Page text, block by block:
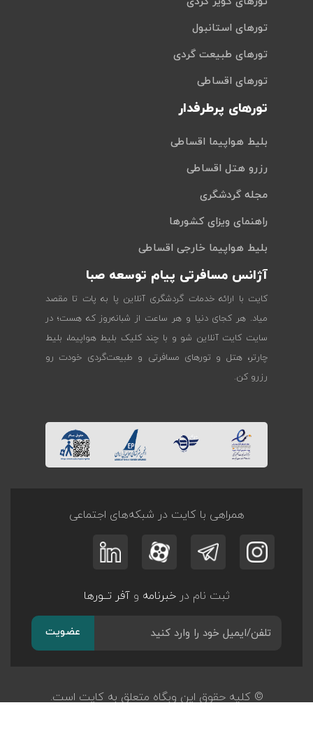
تورهای استانبول
تورهای طبیعت گردی
تورهای اقساطی
تورهای پرطرفدار
بلیط هواپیما اقساطی
رزرو هتل اقساطی
مجله گردشگری
راهنمای ویزای کشورها
بلیط هواپیما خارجی اقساطی
آژانس مسافرتی پیام توسعه صبا
کایت با ارائه خدمات گردشگری آنلاین پا به پات تا مقصد
میاد. هر کجای دنیا و هر ساعت از شبانه‌روز که هست؛ در
سایت کایت آنلاین شو و با چند کلیک بلیط هواپیما، بلیط
چارتر، هتل و تورهای مسافرتی و طبیعت‌گردی خودت رو
رزرو کن.
همراهی با کایت در شبکه‌های اجتماعی
ثبت نام درخبرنامه وآفر تــورها
عضویت
© کلیه حقوق این وبگاه متعلق به کایت است.